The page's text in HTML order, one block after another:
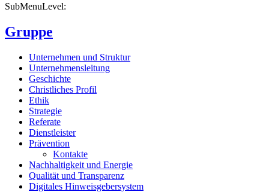
SubMenuLevel:
Gruppe
Unternehmen und Struktur
Unternehmensleitung
Geschichte
Christliches Profil
Ethik
Strategie
Referate
Dienstleister
Prävention
Kontakte
Nachhaltigkeit und Energie
Qualität und Transparenz
Digitales Hinweisgebersystem